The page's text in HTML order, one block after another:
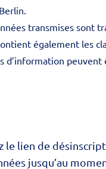
transmises sont
également les
lien de
jusqu’au